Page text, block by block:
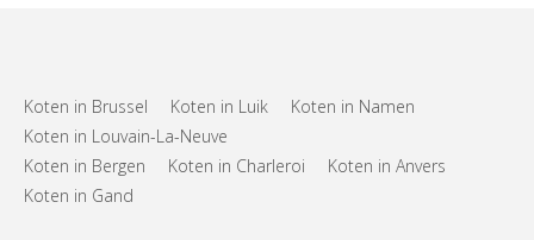
Koten in Brussel Koten in Luik
Koten in Namen
Koten in Louvain-La-Neuve
Koten in Bergen
Koten in Charleroi
Koten in Anvers
Koten in Gand